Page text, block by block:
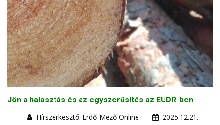
Jön a halasztás és az egyszerűsítés az EUDR-ben
Hírszerkesztő: Erdő-Mező Online
2025.12.21.